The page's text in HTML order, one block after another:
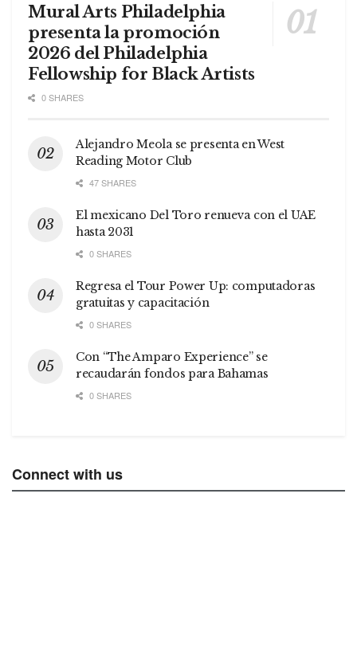
Mural Arts Philadelphia
presenta la promoción
2026 del Philadelphia
Fellowship for Black Artists
0 SHARES
Alejandro Meola se presenta en West
Reading Motor Club
47 SHARES
El mexicano Del Toro renueva con el UAE
hasta 2031
0 SHARES
Regresa el Tour Power Up: computadoras
gratuitas y capacitación
0 SHARES
Con “The Amparo Experience” se
recaudarán fondos para Bahamas
0 SHARES
Connect with us